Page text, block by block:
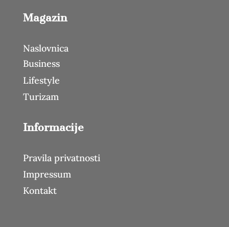
Magazin
Naslovnica
Business
Lifestyle
Turizam
Informacije
Pravila privatnosti
Impressum
Kontakt